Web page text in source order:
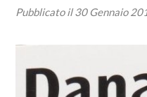
Pubblicato il30 Gennaio